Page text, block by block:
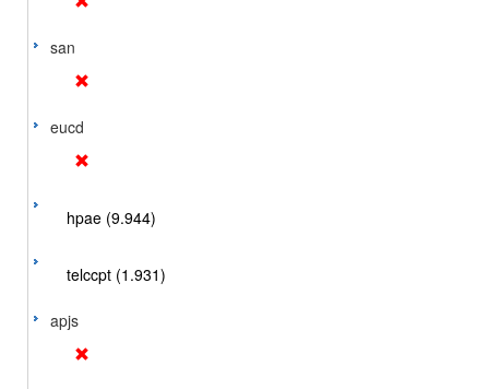
san
eucd
hpae (9.944)
telccpt (1.931)
apjs